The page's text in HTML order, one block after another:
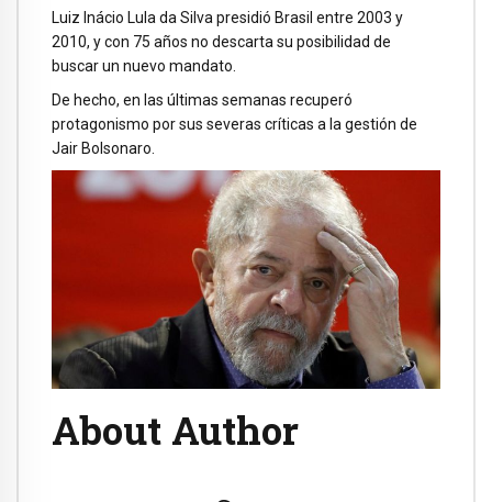
Luiz Inácio Lula da Silva presidió Brasil entre 2003 y
2010, y con 75 años no descarta su posibilidad de
buscar un nuevo mandato.
De hecho, en las últimas semanas recuperó
protagonismo por sus severas críticas a la gestión de
Jair Bolsonaro.
About Author